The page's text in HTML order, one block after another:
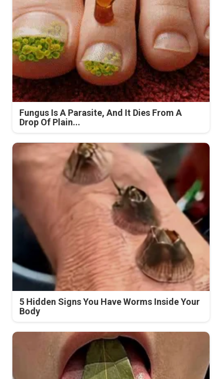
Fungus Is A Parasite, And It Dies From A
Drop Of Plain...
5 Hidden Signs You Have Worms Inside Your
Body